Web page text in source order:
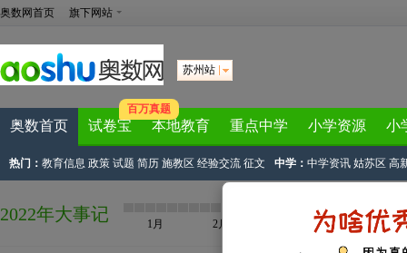
奥数网首页 旗下网站
苏州站
奥数首页 试卷宝
百万真题
本地教育 重点中学 小学资源 小
热门： 教育信息 政策 试题 简历 施教区 经验交流 征文 中学： 中学资讯 姑苏区 高
2022年大事记 1月 2月 4月